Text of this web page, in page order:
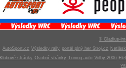
© Gladius-
AutoSport.cz Výsledky rally portál plný her Stroj.cz
Klubové stránky Osobní stránky Tuning auto Volby 2006